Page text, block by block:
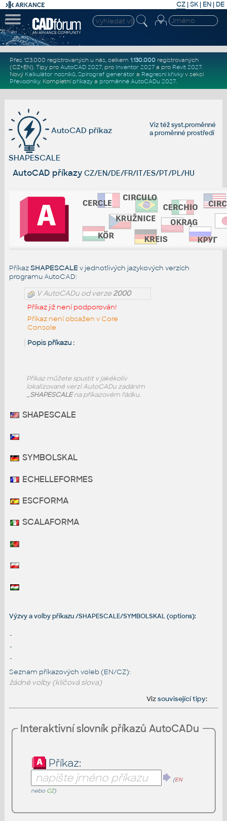
CZ | SK| EN | DE
Přes 123.000 registrovaných u nás, celkem 1.130.000registrovaných
(CZ+EN). Tipy pro AutoCAD 2027, pro Inventor 2027a pro Revit 2027.
Nový Kalkulátor nosníků, Spirograf generátor a Regresní křivkyv sekci
Převodníky. Kompletní příkazya proměnné AutoCADu 2027.
Viz téžsyst.proměnné
aproměnné prostředí
AutoCAD příkaz
SHAPESCALE
AutoCAD příkazy CZ/EN/DE/FR/IT/ES/PT/PL/HU
PříkazSHAPESCALEv jednotlivých jazykových verzích
programu AutoCAD:
V AutoCADu od verze2000
Příkaz již není podporován!
Příkaz není obsažen v Core
Console
Popis příkazu :
Příkazmůžete spustit v jakékoliv
lokalizované verzi AutoCADu zadáním
_SHAPESCALEna příkazovém řádku.
SHAPESCALE
SYMBOLSKAL
ECHELLEFORMES
ESCFORMA
SCALAFORMA
Výzvy a volby příkazu /SHAPESCALE/SYMBOLSKAL (options):
-
-
-
Seznam příkazových voleb (EN/CZ):
žádné volby (klíčová slova)
Vizsouvisející tipy:
Interaktivní slovník příkazů AutoCADu
Příkaz:
(EN
nebo CZ)